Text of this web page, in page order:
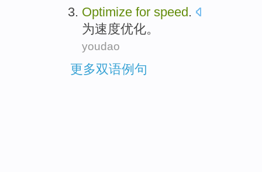
Optimize for speed.
为速度优化。
youdao
更多双语例句